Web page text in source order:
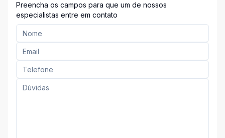
Preencha os campos para que um de nossos
especialistas entre em contato